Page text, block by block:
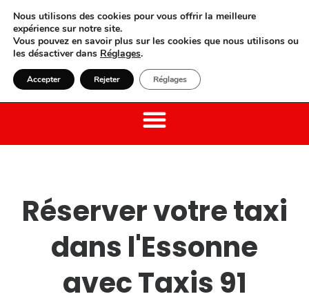
01 85 52 15 15 Laisser un avis
Réserver votre taxi
dans l'Essonne
avec Taxis 91
Nous utilisons des cookies pour vous offrir la meilleure
expérience sur notre site.
Vous pouvez en savoir plus sur les cookies que nous utilisons ou
les désactiver dans Réglages.
Accepter Rejeter Réglages